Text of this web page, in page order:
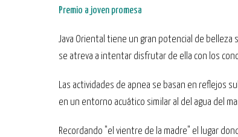
Premio a joven promesa
Java Oriental tiene un gran potencial de belleza
se atreva a intentar disfrutar de ella con los
Las actividades de apnea se basan en reflejos
en un entorno acuático similar al del agua del
Recordando "el vientre de la madre" el lugar